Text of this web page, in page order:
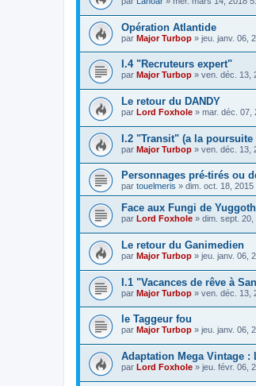
Opération Atlantide
par Major Turbop » jeu. janv. 06,
I.4 "Recruteurs expert"
par Major Turbop » ven. déc. 13,
Le retour du DANDY
par Lord Foxhole » mar. déc. 07,
I.2 "Transit" (a la
par Major Turbop » ven. déc. 13,
Personnages pré-tirés ou
par touelmeris » dim. oct. 18, 2015
Face aux Fungi de
par Lord Foxhole » dim. sept.
Le retour du Ganimedien
par Major Turbop » jeu. janv. 06,
I.1 "Vacances de rêve à
par Major Turbop » ven. déc. 13,
le Taggeur fou
par Major Turbop » jeu. janv. 06,
Adaptation Mega Vintage :
par Lord Foxhole » jeu. févr. 06,